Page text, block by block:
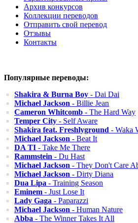
Архив конкурсов
Коллекции переводов
Отправить свой перевод
Отзывы
Контакты
Популярные переводы:
Shakira & Burna Boy - Dai Dai
Michael Jackson - Billie Jean
Cameron Whitcomb - The Hard Way
Temper City - Self Aware
Shakira feat. Freshlyground - Waka
Michael Jackson - Beat It
DA TI - Take Me There
Rammstein - Du Hast
Michael Jackson - They Don't Care
Michael Jackson - Dirty Diana
Dua Lipa - Training Season
Eminem - Just Lose It
Lady Gaga - Paparazzi
Michael Jackson - Human Nature
Abba - The Winner Takes It All